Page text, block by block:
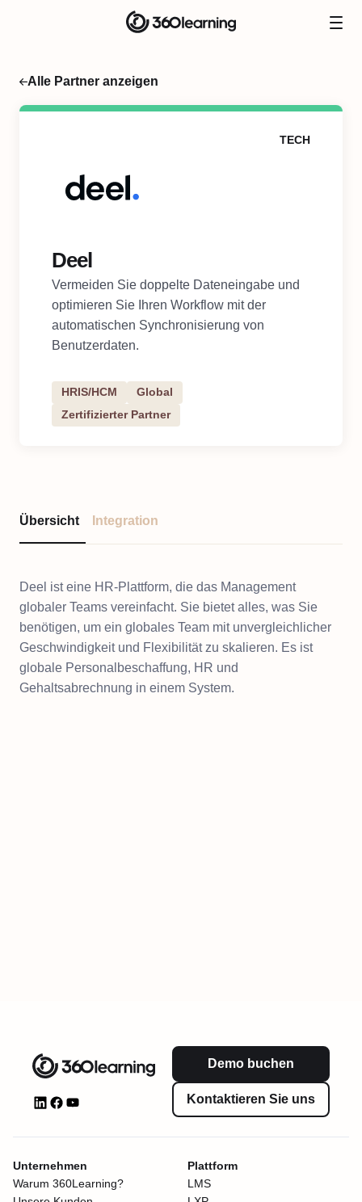
Alle Partner anzeigen
TECH
Deel
Vermeiden Sie doppelte Dateneingabe und
optimieren Sie Ihren Workflow mit der
automatischen Synchronisierung von
Benutzerdaten.
HRIS/HCM
Global
Zertifizierter Partner
Übersicht Integration
Deel ist eine HR-Plattform, die das Management
globaler Teams vereinfacht. Sie bietet alles, was Sie
benötigen, um ein globales Team mit unvergleichlicher
Geschwindigkeit und Flexibilität zu skalieren. Es ist
globale Personalbeschaffung, HR und
Gehaltsabrechnung in einem System.
Demo buchen
Kontaktieren Sie uns
Unternehmen
Warum 360Learning?
Plattform
LMS